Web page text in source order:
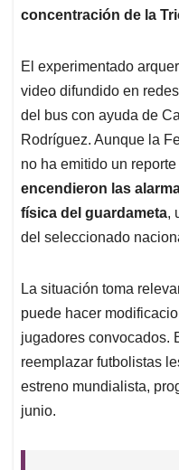
concentración de la
El experimentado
video difundido en
del bus con ayuda de
Rodríguez. Aunque la
no ha emitido un
encendieron las
física del guardameta,
del seleccionado
La situación toma
puede hacer
jugadores convocados.
reemplazar futbolistas
estreno mundialista,
junio.